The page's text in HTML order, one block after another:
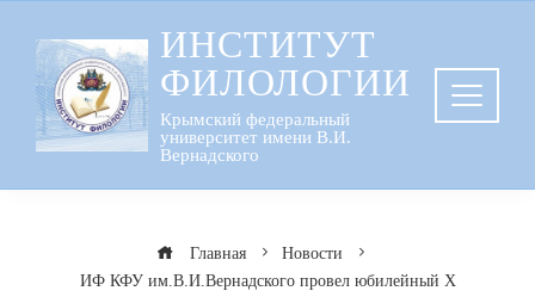
содержанию
ИНСТИТУТ
ФИЛОЛОГИИ
Крымский федеральный
университет имени В.И.
Вернадского
Главная
Новости
ИФ КФУ им.В.И.Вернадского провел юбилейный Х